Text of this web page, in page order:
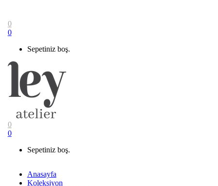
0
0
Sepetiniz boş.
0
0
Sepetiniz boş.
Anasayfa
Koleksiyon